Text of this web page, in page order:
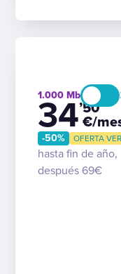
1.000
34’50
€/
-50% OFERTA
hasta fin de año,
después 69€